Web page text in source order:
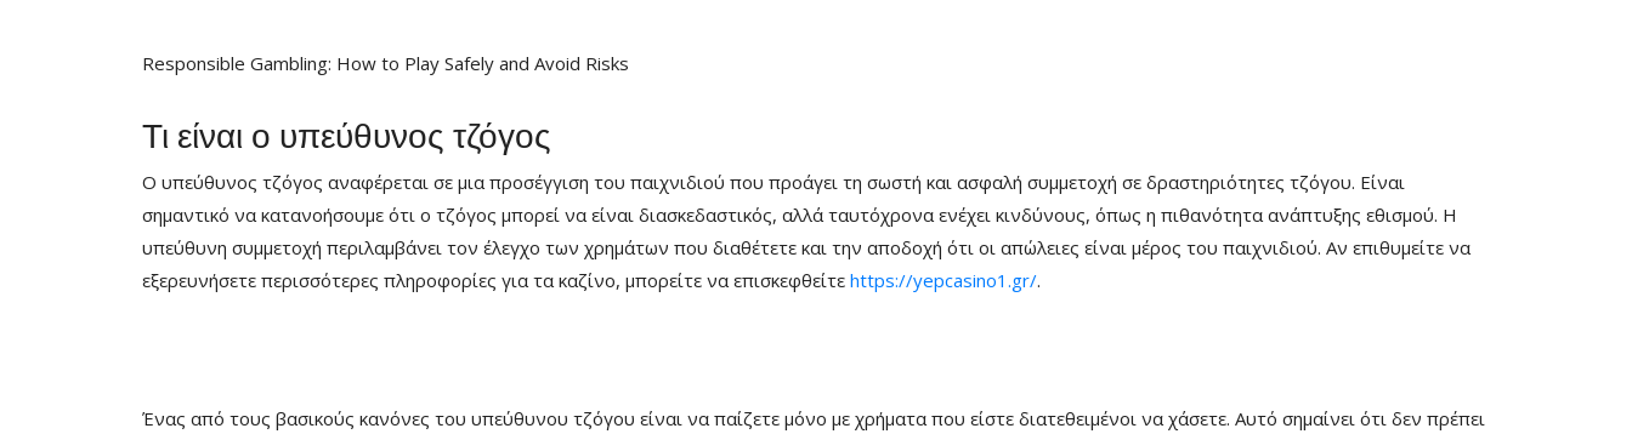
Responsible Gambling: How to Play Safely and Avoid Risks
Τι είναι ο υπεύθυνος τζόγος
Ο υπεύθυνος τζόγος αναφέρεται σε μια προσέγγιση του παιχνιδιού που προάγει τη σωστή και ασφαλή συμμετοχή σε δραστηριότητες τζόγου. Είναι
σημαντικό να κατανοήσουμε ότι ο τζόγος μπορεί να είναι διασκεδαστικός, αλλά ταυτόχρονα ενέχει κινδύνους, όπως η πιθανότητα ανάπτυξης εθισμού. Η
υπεύθυνη συμμετοχή περιλαμβάνει τον έλεγχο των χρημάτων που διαθέτετε και την αποδοχή ότι οι απώλειες είναι μέρος του παιχνιδιού. Αν επιθυμείτε να
εξερευνήσετε περισσότερες πληροφορίες για τα καζίνο, μπορείτε να επισκεφθείτε https://yepcasino1.gr/.
Ένας από τους βασικούς κανόνες του υπεύθυνου τζόγου είναι να παίζετε μόνο με χρήματα που είστε διατεθειμένοι να χάσετε. Αυτό σημαίνει ότι δεν πρέπει